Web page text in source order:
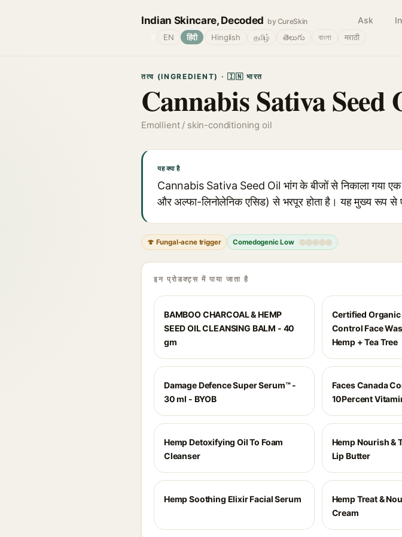
Indian Skincare, Decoded by CureSkin Ask
EN हिंदी Hinglish தமிழ் తెలుగు বাংলা मराठी
तत्व (INGREDIENT) · 🇮🇳 भारत
Cannabis Sativa Seed
Emollient / skin-conditioning oil
यह क्या है
Cannabis Sativa Seed Oil भांग के बीजों से निकाला गया
और अल्फा-लिनोलेनिक एसिड) से भरपूर होता है। यह मुख्य रूप
🍄 Fungal-acne trigger Comedogenic Low
इन प्रोडक्ट्स में पाया जाता है
BAMBOO CHARCOAL & HEMP
SEED OIL CLEANSING BALM - 40
gm
Certified Organic
Control Face
Hemp + Tea Tree
Damage Defence Super Serum™ -
30 ml - BYOB
Faces Canada
10Percent
Hemp Detoxifying Oil To Foam
Cleanser
Hemp Nourish &
Lip Butter
Hemp Soothing Elixir Facial Serum
Hemp Treat &
Cream